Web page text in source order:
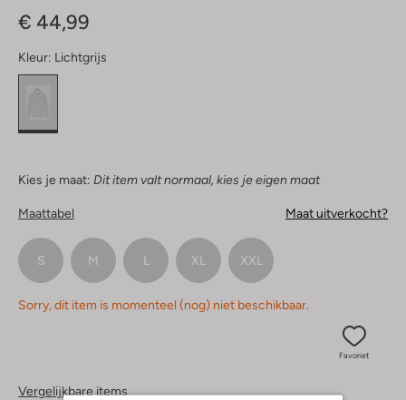
€ 44,99
Kleur: Lichtgrijs
Kies je maat: Dit item valt normaal, kies je eigen maat
Maattabel Maat uitverkocht?
S M L XL XXL
Sorry, dit item is momenteel (nog) niet beschikbaar.
Favoriet
Vergelijkbare items